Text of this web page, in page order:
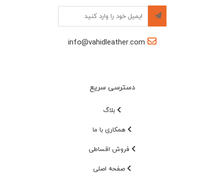
info@vahidleather.com
دسترسی سریع
بلاگ
همکاری با ما
فروش اقساطی
صفحه اصلی